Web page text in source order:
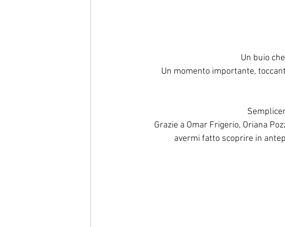
Un buio
Un momento importante,
Grazie a Omar Frigerio, Oriana
avermi fatto scoprire in